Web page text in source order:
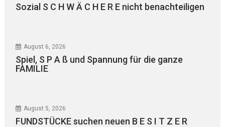
Sozial S C H W Ä C H E R E nicht benachteiligen
August 6, 2026
Spiel, S P A ß und Spannung für die ganze
FAMILIE
August 5, 2026
FUNDSTÜCKE suchen neuen B E S I T Z E R